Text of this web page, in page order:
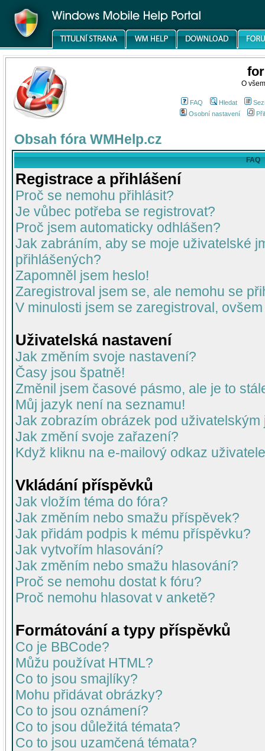
O
FAQ Hledat
Osobní nastavení
Obsah fóra WMHelp.cz
FAQ
Registrace a přihlášení
Proč se nemohu přihlásit?
Je vůbec potřeba se registrovat?
Proč jsem automaticky odhlášen?
Jak zabráním, aby se moje uživatelské
přihlášených?
Zapomněl jsem heslo!
Zaregistroval jsem se, ale nemohu se
V minulosti jsem se zaregistroval,
Uživatelská nastavení
Jak změním svoje nastavení?
Časy jsou špatně!
Změnil jsem časové pásmo, ale je to
Můj jazyk není na seznamu!
Jak zobrazím obrázek pod uživatelským
Jak změní svoje zařazení?
Když kliknu na e-mailový odkaz
Vkládání příspěvků
Jak vložím téma do fóra?
Jak změním nebo smažu příspěvek?
Jak přidám podpis k mému příspěvku?
Jak vytvořím hlasování?
Jak změním nebo smažu hlasování?
Proč se nemohu dostat k fóru?
Proč nemohu hlasovat v anketě?
Formátování a typy příspěvků
Co je BBCode?
Můžu používat HTML?
Co to jsou smajlíky?
Mohu přidávat obrázky?
Co to jsou oznámení?
Co to jsou důležitá témata?
Co to jsou uzamčená témata?